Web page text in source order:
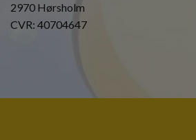
2970 Hørsholm
CVR: 40704647